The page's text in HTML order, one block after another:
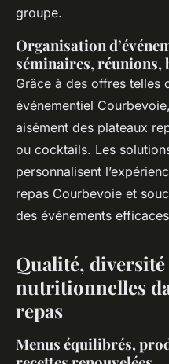
groupe.
Organisation
séminaires, réunions,
Grâce à des offres telles
événementiel
aisément des plateaux
ou cocktails. Les
personnalisent
repas Courbevoie et
des événements
Qualité, diversité
nutritionnelles
repas
Menus équilibrés,